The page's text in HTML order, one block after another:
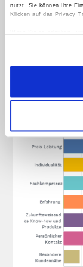
nutzt. Sie können Ihre
Klicken auf das Privacy
Erfahren Sie mehr
soziale Medien anbieten
Partner für soziale
haben oder die sie im